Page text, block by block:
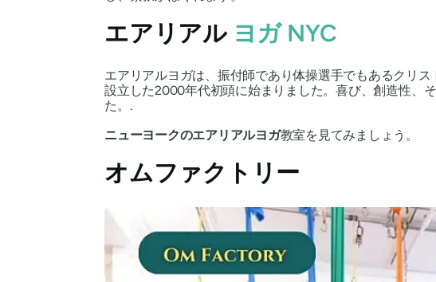
エアリアル ヨガ NYC
エアリアルヨガは、振付師であり体操選手でもあるクリ
設立した2000年代初頭に始まりました。喜び、創造性、
た。.
ニューヨークのエアリアルヨガ教室を見てみましょう。
オムファクトリー